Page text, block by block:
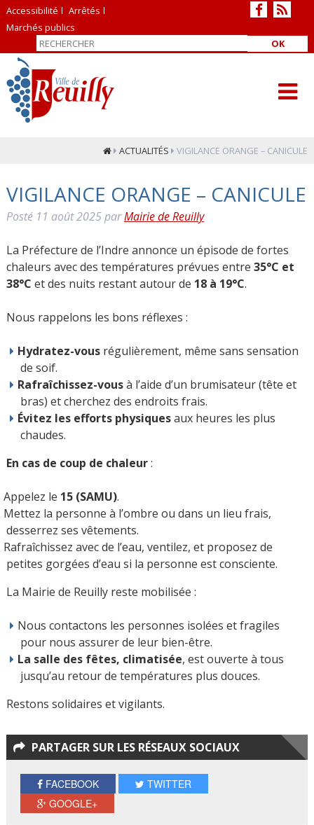
Accessibilité
Arrêtés
Marchés publics
OK
ACTUALITÉS VIGILANCE ORANGE – CANICULE
VIGILANCE ORANGE – CANICULE
Posté 11 août 2025parMairie de Reuilly
La Préfecture de l’Indre annonce un épisode de fortes
chaleurs avec des températures prévues entre 35°C et
38°C et des nuits restant autour de 18 à 19°C.
Nous rappelons les bons réflexes :
Hydratez-vousrégulièrement, même sans sensation
de soif.
Rafraîchissez-vousà l’aide d’un brumisateur (tête et
bras) et cherchez des endroits frais.
Évitez les efforts physiquesaux heures les plus
chaudes.
En cas de coup de chaleur:
Appelez le 15 (SAMU).
Mettez la personne à l’ombre ou dans un lieu frais,
desserrez ses vêtements.
Rafraîchissez avec de l’eau, ventilez, et proposez de
petites gorgées d’eau si la personne est consciente.
La Mairie de Reuilly reste mobilisée :
Nous contactons les personnes isolées et fragiles
pour nous assurer de leur bien-être.
La salle des fêtes, climatisée, est ouverte à tous
jusqu’au retour de températures plus douces.
Restons solidaires et vigilants.
PARTAGER SUR LES RÉSEAUX SOCIAUX
FACEBOOK
TWITTER
GOOGLE+